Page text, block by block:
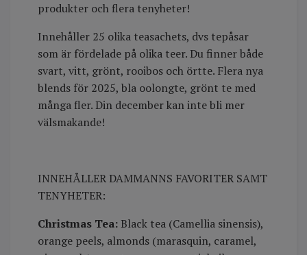
produkter och flera tenyheter!
Innehåller 25 olika teasachets, dvs tepåsar
som är fördelade på olika teer. Du finner både
svart, vitt, grönt, rooibos och örtte. Flera nya
blends för 2025, bla oolongte, grönt te med
många fler. Din december kan inte bli mer
välsmakande!
INNEHÅLLER DAMMANNS FAVORITER SAMT
TENYHETER:
Christmas Tea: Black tea (Camellia sinensis),
orange peels, almonds (marasquin, caramel,